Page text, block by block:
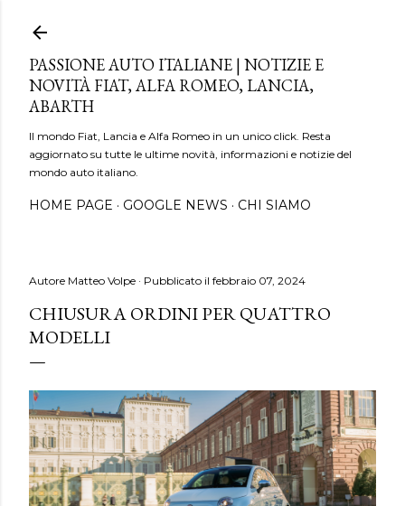
PASSIONE AUTO ITALIANE | NOTIZIE E
NOVITÀ FIAT, ALFA ROMEO, LANCIA,
ABARTH
Il mondo Fiat, Lancia e Alfa Romeo in un unico click. Resta
aggiornato su tutte le ultime novità, informazioni e notizie del
mondo auto italiano.
HOME PAGE GOOGLE NEWS CHI SIAMO
Autore Matteo Volpe Pubblicato il febbraio 07, 2024
CHIUSURA ORDINI PER QUATTRO
MODELLI